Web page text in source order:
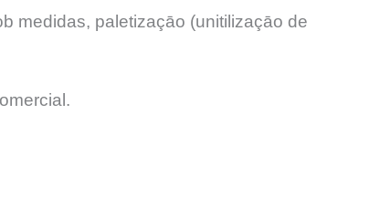
medidas, paletizaçāo (unitilizaçāo de